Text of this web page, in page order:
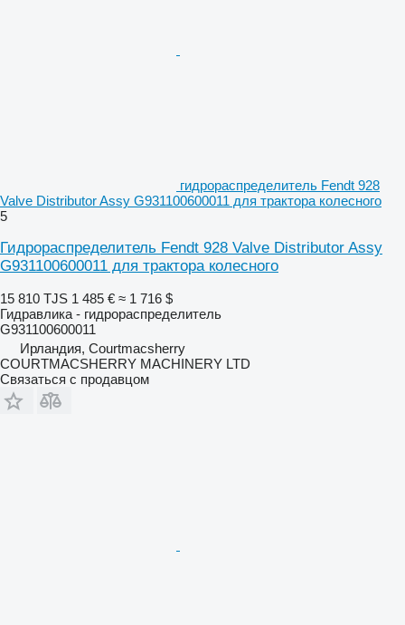
гидрораспределитель Fendt 928
Valve Distributor Assy G931100600011 для трактора колесного
5
Гидрораспределитель Fendt 928 Valve Distributor Assy
G931100600011 для трактора колесного
15 810 TJS 1 485 € ≈ 1 716 $
Гидравлика - гидрораспределитель
G931100600011
Ирландия, Courtmacsherry
COURTMACSHERRY MACHINERY LTD
Связаться с продавцом